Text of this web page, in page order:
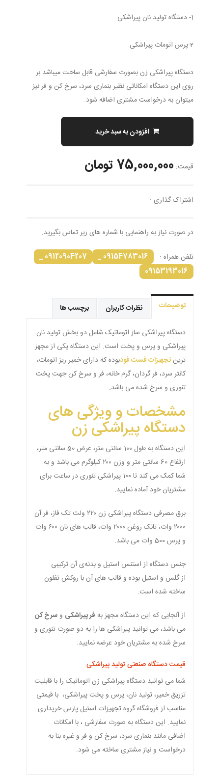
1- دستگاه تولید نان پیراشکی
2-پرس اتومات پیراشکی
دستگاه پیراشکی زن بصورت سفارشی قابل ساخت میباشد بر
روی این دستگاه امکاناتی نظیر بنماری سرد، سرخ کن و فر نیز
میتوان به درخواست مشتری اضافه شود.
افزودن به سبد خرید
قیمت: 75,000,000 تومان
اشتراک گذاری :
در صورت نیاز به راهنمایی با شماره های زیر تماس بگیرید.
تلفن همراه : 09154783016 _
09120904207 _
09153193016
توضیحات نظرات کاربران برچسب ها
دستگاه پیراشکی ساز اتوماتیک شامل دو بخش تولید نان
پیراشکی و پرس و پخت است. این دستگاه یکی از مجهز
ترینتجهیزات فست فودبوده که دارای خمیر ریز اتومات،
کانتر سرد، فر گردان، گرم خانه، فر و سرخ کن جهت پخت
تنوری و سرخ شده می باشد.
مشخصات و ویژگی های
دستگاه پیراشکی زن
این دستگاه به طول 100 سانتی متر، عرض 50 سانتی متر،
ارتفاع 60 سانتی متر و وزن ۲۰۰ کیلوگرم می باشد و به
شما کمک می کند تا 100 پیراشکی تنوری در ساعت برای
مشتریان خود آماده نمایید.
برق مصرفی دستگاه پیراشکی زن ۲۲۰ ولت تک فاز، فر آن
۲۰۰۰ وات، تانک روغن ۲۰۰۰ وات، قالب های نان ۶۰۰ وات
و پرس 500 وات می باشد.
جنس دستگاه از استنس استیل و بدنه‌ی آن ترکیبی
از گلس و استیل بوده و قالب های آن با روکش تفلون
ساخته شده است.
از آنجایی که این دستگاه مجهز به فر پیراشکی وسرخ کن
می باشد، می توانید پیراشکی ها را به دو صورت تنوری و
سرخ شده به مشتریان خود عرضه نمایید.
قیمت دستگاه صنعتی تولید پیراشکی
شما می توانید دستگاه پیراشکی زن اتوماتیک را با قابلیت
تزریق خمیر، تولید نان، پرس و پخت پیراشکی، با قیمتی
مناسب از فروشگاه گروه تجهیزات استیل پارس خریداری
نمایید. این دستگاه به صورت سفارشی ، با امکانات
اضافی مانند بنماری سرد، سرخ کن و فر و غیره بنا به
درخواست و نیاز مشتری ساخته می شود.